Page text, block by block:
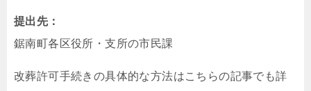
提出先：
鋸南町各区役所・支所の市民課
改葬許可手続きの具体的な方法はこちらの記事でも詳